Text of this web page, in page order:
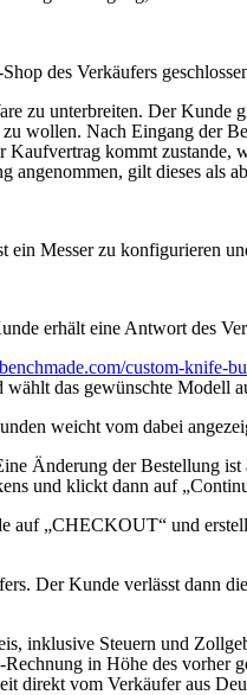
des Verkäufers
zu unterbreiten. Der
wollen. Nach Eingang der
kommt zustande,
gilt dieses als
ein Messer zu konfigurieren
erhält eine Antwort des
custom-knife-
das gewünschte Modell
weicht vom dabei
Änderung der Bestellung
und klickt dann auf
„CHECKOUT“ und
Der Kunde verlässt dann
inklusive Steuern und
in Höhe des vorher
direkt vom Verkäufer aus